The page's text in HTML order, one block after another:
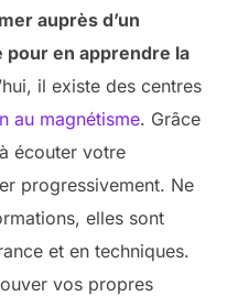
auprès d’un
en apprendre la
il existe des centres
au magnétisme. Grâce
écouter votre
progressivement. Ne
elles sont
et en techniques.
vos propres